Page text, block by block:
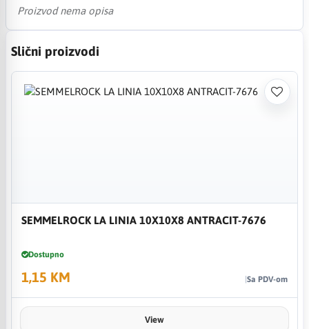
Proizvod nema opisa
Slični proizvodi
SEMMELROCK LA LINIA 10X10X8 ANTRACIT-7676
Dostupno
1,15 KM Sa PDV-om
View